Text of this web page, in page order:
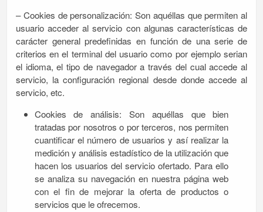
– Cookies de personalización: Son aquéllas que permiten al
usuario acceder al servicio con algunas características de
carácter general predefinidas en función de una serie de
criterios en el terminal del usuario como por ejemplo serian
el idioma, el tipo de navegador a través del cual accede al
servicio, la configuración regional desde donde accede al
servicio, etc.
Cookies de análisis: Son aquéllas que bien
tratadas por nosotros o por terceros, nos permiten
cuantificar el número de usuarios y así realizar la
medición y análisis estadístico de la utilización que
hacen los usuarios del servicio ofertado. Para ello
se analiza su navegación en nuestra página web
con el fin de mejorar la oferta de productos o
servicios que le ofrecemos.